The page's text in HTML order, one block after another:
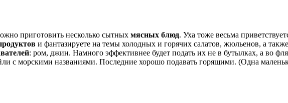
приготовить несколько сытных мясных блюд. Уха тоже весьма
и фантазируете на темы холодных и горячих салатов, жюльенов, а
: ром, джин. Намного эффективнее будет подать их не в бутылках, а во
с морскими названиями. Последние хорошо подавать горящими. (Одна